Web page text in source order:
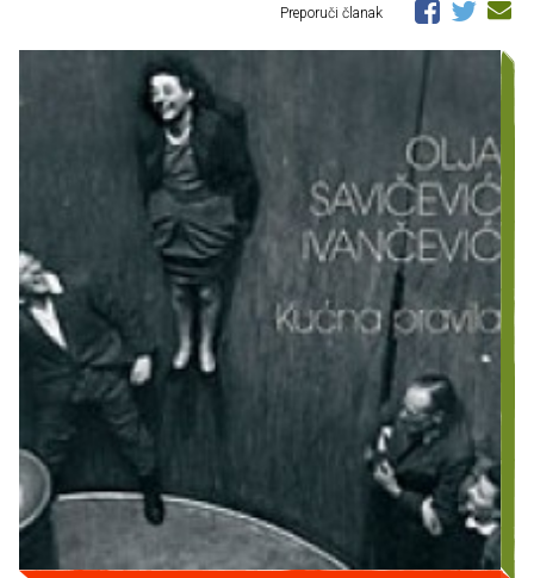
Preporuči članak